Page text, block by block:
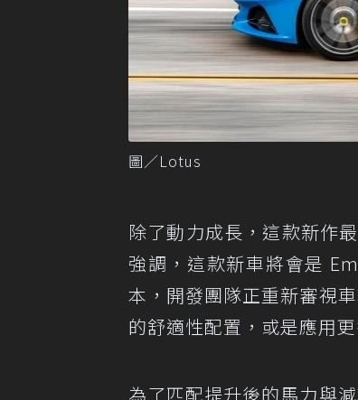
圖／Lotus
除了動力成長，這款新作
強調，這款新車將會是
本，開發團隊正重新審視
的舒適性配置，或是應用
為了匹配提升後的馬力與